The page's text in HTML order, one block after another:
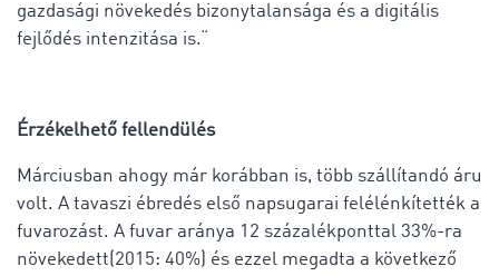
gazdasági növekedés bizonytalansága és a digitális
fejlődés intenzitása is.“
Érzékelhető fellendülés
Márciusban ahogy már korábban is, több szállítandó áru
volt. A tavaszi ébredés első napsugarai felélénkítették a
fuvarozást. A fuvar aránya 12 százalékponttal 33%-ra
növekedett(2015: 40%) és ezzel megadta a következő